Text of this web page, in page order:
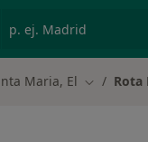
Maria, El Cambiar
Rota